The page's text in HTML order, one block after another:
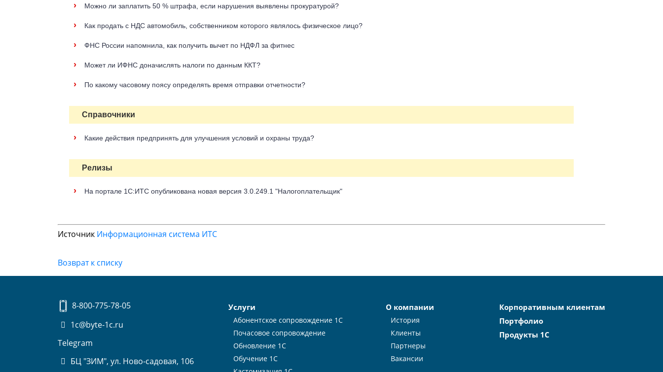
› Можно ли заплатить 50 % штрафа, если нарушения выявлены прокуратурой?
› Как продать с НДС автомобиль, собственником которого являлось физическое лицо?
› ФНС России напомнила, как получить вычет по НДФЛ за фитнес
› Может ли ИФНС доначислять налоги по данным ККТ?
› По какому часовому поясу определять время отправки отчетности?
Справочники
› Какие действия предпринять для улучшения условий и охраны труда?
Релизы
› На портале 1С:ИТС опубликована новая версия 3.0.249.1 "Налогоплательщик"
Источник Информационная система ИТС
Возврат к списку
8-800-775-78-05
1c@byte-1c.ru
Telegram
БЦ "ЗИМ", ул. Ново-садовая, 106
Услуги
Абонентское сопровождение 1С
Почасовое сопровождение
Обновление 1С
Обучение 1С
О компании
История
Клиенты
Партнеры
Вакансии
Корпоративным клиентам
Портфолио
Продукты 1С